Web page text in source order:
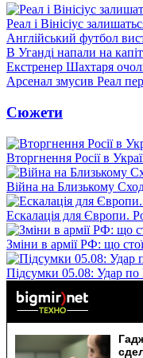
Реал і Вінісіус
Англійський футбол
В Уганді напали на
Екстренер Шахтаря
Арсенал змусив Реал
Сюжети
Вторгнення Росії в
Війна на Близькому
Ескалація для Європи.
Зміни в армії РФ: що
Підсумки 05.08: Удар по